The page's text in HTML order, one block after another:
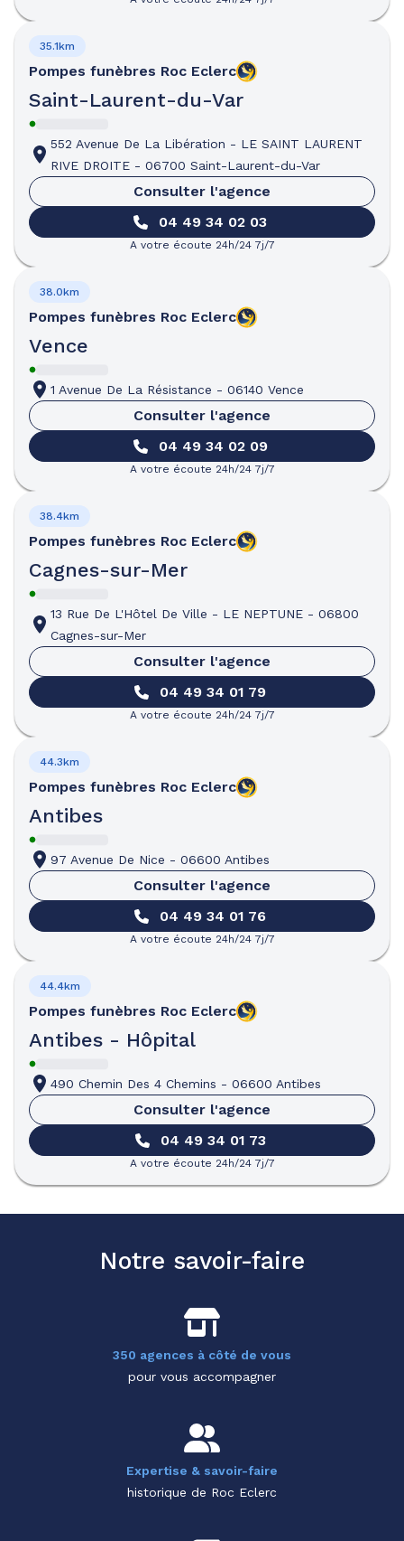
Pompes funèbres Roc Eclerc
Saint-Laurent-du-Var
35.1km
552 Avenue De La Libération - LE SAINT LAURENT
RIVE DROITE - 06700 Saint-Laurent-du-Var
Consulter l'agence
04 49 34 02 03
A votre écoute 24h/24 7j/7
Pompes funèbres Roc Eclerc
Vence
38.0km
1 Avenue De La Résistance - 06140 Vence
Consulter l'agence
04 49 34 02 09
A votre écoute 24h/24 7j/7
Pompes funèbres Roc Eclerc
Cagnes-sur-Mer
38.4km
13 Rue De L'Hôtel De Ville - LE NEPTUNE - 06800
Cagnes-sur-Mer
Consulter l'agence
04 49 34 01 79
A votre écoute 24h/24 7j/7
Pompes funèbres Roc Eclerc
Antibes
44.3km
97 Avenue De Nice - 06600 Antibes
Consulter l'agence
04 49 34 01 76
A votre écoute 24h/24 7j/7
Pompes funèbres Roc Eclerc
Antibes - Hôpital
44.4km
490 Chemin Des 4 Chemins - 06600 Antibes
Consulter l'agence
04 49 34 01 73
A votre écoute 24h/24 7j/7
Notre savoir-faire
350 agences à côté de vous
pour vous accompagner
Expertise & savoir-faire
historique de Roc Eclerc